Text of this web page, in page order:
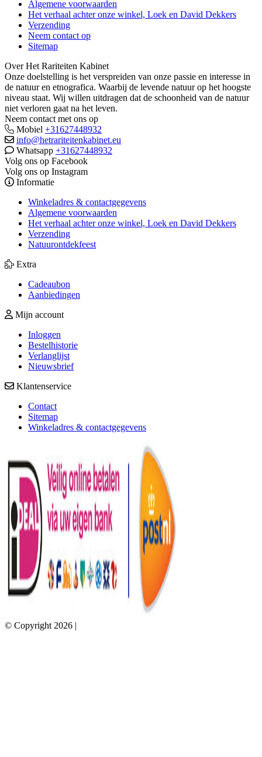
Algemene voorwaarden
Het verhaal achter onze winkel, Loek en David Dekkers
Verzending
Neem contact op
Sitemap
Over Het Rariteiten Kabinet
Onze doelstelling is het verspreiden van onze passie en interesse in
de natuur en etnografica. Waarbij de levende natuur op het hoogste
niveau staat. Wij willen uitdragen dat de schoonheid van de natuur
niet verloren gaat na het leven.
Neem contact met ons op
Mobiel +31627448932
info@hetrariteitenkabinet.eu
Whatsapp +31627448932
Volg ons op Facebook
Volg ons op Instagram
Informatie
Winkeladres & contactgegevens
Algemene voorwaarden
Het verhaal achter onze winkel, Loek en David Dekkers
Verzending
Natuurontdekfeest
Extra
Cadeaubon
Aanbiedingen
Mijn account
Inloggen
Bestelhistorie
Verlanglijst
Nieuwsbrief
Klantenservice
Contact
Sitemap
Winkeladres & contactgegevens
© Copyright 2026 |